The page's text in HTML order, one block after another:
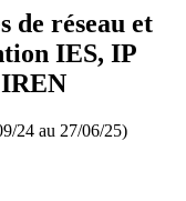
de réseau et
IES, IP
IREN
24 au 27/06/25)